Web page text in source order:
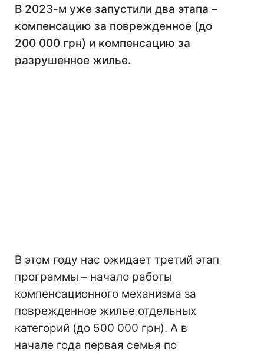
В 2023-м уже запустили два этапа –
компенсацию за поврежденное (до
200 000 грн) и компенсацию за
разрушенное жилье.
В этом году нас ожидает третий этап
программы – начало работы
компенсационного механизма за
поврежденное жилье отдельных
категорий (до 500 000 грн). А в
начале года первая семья по